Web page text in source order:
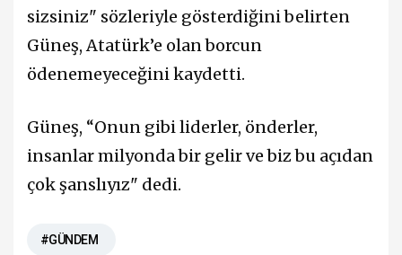
sizsiniz" sözleriyle gösterdiğini belirten
Güneş, Atatürk’e olan borcun
ödenemeyeceğini kaydetti.
Güneş, “Onun gibi liderler, önderler,
insanlar milyonda bir gelir ve biz bu açıdan
çok şanslıyız" dedi.
#GÜNDEM